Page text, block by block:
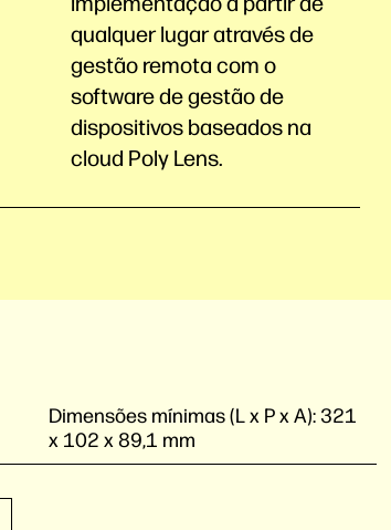
qualquer lugar através de
gestão remota com o
software de gestão de
dispositivos baseados na
cloud Poly Lens.
Dimensões mínimas (L x P x A): 321
x 102 x 89,1 mm